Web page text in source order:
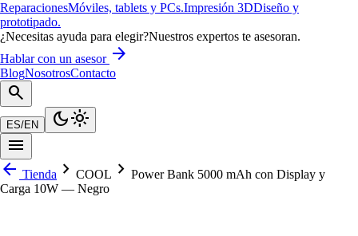
ReparacionesMóviles, tablets y PCs.Impresión 3DDiseño y
prototipado.
¿Necesitas ayuda para elegir?Nuestros expertos te asesoran.
Hablar con un asesor arrow_forward
BlogNosotrosContacto
search
ES/EN dark_modelight_mode
menu
arrow_back Tienda chevron_right COOL chevron_right Power Bank 5000 mAh con Display y
Carga 10W — Negro